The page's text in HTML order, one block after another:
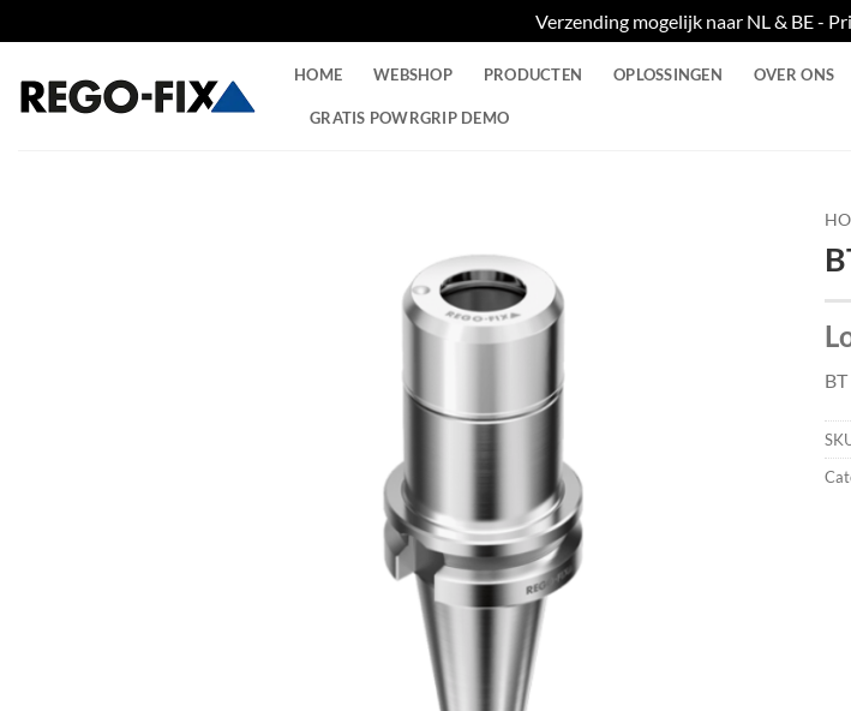
Verzending mogelijk naar NL & BE -
naar
inhoud
HOME WEBSHOP PRODUCTEN OPLOSSINGEN OVER ONS
GRATIS POWRGRIP DEMO